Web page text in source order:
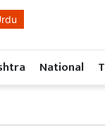
National